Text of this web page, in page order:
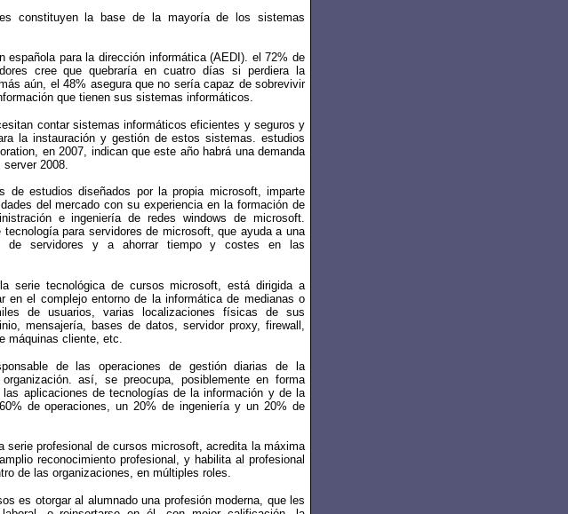
constituyen la base de la mayoría de los sistemas
española para la dirección informática (AEDI). el 72% de
cree que quebraría en cuatro días si perdiera la
aún, el 48% asegura que no sería capaz de sobrevivir
que tienen sus sistemas informáticos.
contar sistemas informáticos eficientes y seguros y
la instauración y gestión de estos sistemas. estudios
en 2007, indican que este año habrá una demanda
2008.
de estudios diseñados por la propia microsoft, imparte
del mercado con su experiencia en la formación de
e ingeniería de redes windows de microsoft.
para servidores de microsoft, que ayuda a una
de servidores y a ahorrar tiempo y costes en las
serie tecnológica de cursos microsoft, está dirigida a
en el complejo entorno de la informática de medianas o
de usuarios, varias localizaciones físicas de sus
mensajería, bases de datos, servidor proxy, firewall,
máquinas cliente, etc.
de las operaciones de gestión diarias de la
así, se preocupa, posiblemente en forma
aplicaciones de tecnologías de la información y de la
de operaciones, un 20% de ingeniería y un 20% de
serie profesional de cursos microsoft, acredita la máxima
reconocimiento profesional, y habilita al profesional
de las organizaciones, en múltiples roles.
es otorgar al alumnado una profesión moderna, que les